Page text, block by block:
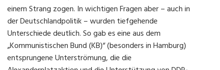
einem Strang zogen. In wichtigen Fragen aber – auch in
der Deutschlandpolitik – wurden tiefgehende
Unterschiede deutlich. So gab es eine aus dem
„Kommunistischen Bund (KB)“ (besonders in Hamburg)
entsprungene Unterströmung, die die